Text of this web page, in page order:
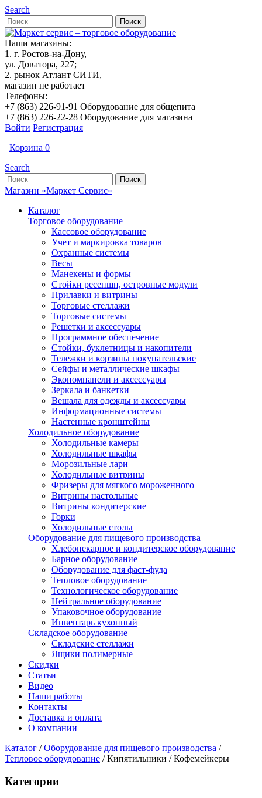
Search
Наши магазины:
1. г. Ростов-на-Дону,
ул. Доватора, 227;
2. рынок Атлант СИТИ,
магазин не работает
Телефоны:
+7 (863) 226-91-91 Оборудование для общепита
+7 (863) 226-22-28 Оборудование для магазина
Войти Регистрация
Корзина 0
Search
Магазин «Маркет Сервис»
Каталог
Торговое оборудование
Кассовое оборудование
Учет и маркировка товаров
Охранные системы
Весы
Манекены и формы
Стойки ресепшн, островные модули
Прилавки и витрины
Торговые стеллажи
Торговые системы
Решетки и аксессуары
Программное обеспечение
Стойки, буклетницы и накопители
Тележки и корзины покупательские
Сейфы и металлические шкафы
Экономпанели и аксессуары
Зеркала и банкетки
Вешала для одежды и аксессуары
Информационные системы
Настенные кронштейны
Холодильное оборудование
Холодильные камеры
Холодильные шкафы
Морозильные лари
Холодильные витрины
Фризеры для мягкого мороженного
Витрины настольные
Витрины кондитерские
Горки
Холодильные столы
Оборудование для пищевого производства
Хлебопекарное и кондитерское оборудование
Барное оборудование
Оборудование для фаст-фуда
Тепловое оборудование
Технологическое оборудование
Нейтральное оборудование
Упаковочное оборудование
Инвентарь кухонный
Складское оборудование
Складские стеллажи
Ящики полимерные
Скидки
Статьи
Видео
Наши работы
Контакты
Доставка и оплата
О компании
Каталог / Оборудование для пищевого производства /
Тепловое оборудование / Кипятильники / Кофемейкеры
Категории